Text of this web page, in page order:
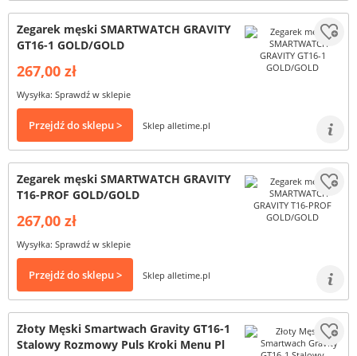
Zegarek męski SMARTWATCH GRAVITY
GT16-1 GOLD/GOLD
267,00 zł
Wysyłka: Sprawdź w sklepie
Przejdź do sklepu > Sklep alletime.pl
Zegarek męski SMARTWATCH GRAVITY
T16-PROF GOLD/GOLD
267,00 zł
Wysyłka: Sprawdź w sklepie
Przejdź do sklepu > Sklep alletime.pl
Złoty Męski Smartwach Gravity GT16-1
Stalowy Rozmowy Puls Kroki Menu Pl